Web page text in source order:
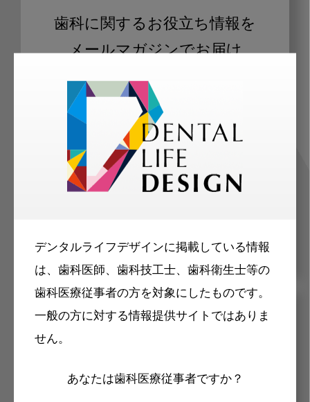
デンタルライフデザインに掲載している情報
は、歯科医師、歯科技工士、歯科衛生士等の
歯科医療従事者の方を対象にしたものです。
一般の方に対する情報提供サイトではありま
せん。
あなたは歯科医療従事者ですか？
歯科に関するお役立ち情報を
メールマガジンでお届け
ご登録いただいた職種（歯科医師、歯
科衛生士、歯科技工士）に合わせた内
容のメールマガジンをお届けします。
メリット